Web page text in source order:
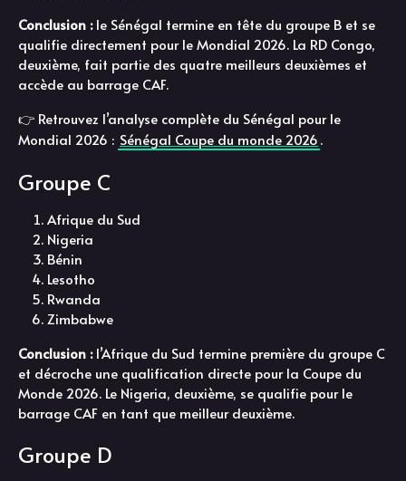
Conclusion :le Sénégal termine en tête du groupe B et se
qualifie directement pour le Mondial 2026. La RD Congo,
deuxième, fait partie des quatre meilleurs deuxièmes et
accède au barrage CAF.
👉 Retrouvez l’analyse complète du Sénégal pour le
Mondial 2026 : Sénégal Coupe du monde 2026.
Groupe C
Afrique du Sud
Nigeria
Bénin
Lesotho
Rwanda
Zimbabwe
Conclusion :l’Afrique du Sud termine première du groupe C
et décroche une qualification directe pour la Coupe du
Monde 2026. Le Nigeria, deuxième, se qualifie pour le
barrage CAF en tant que meilleur deuxième.
Groupe D